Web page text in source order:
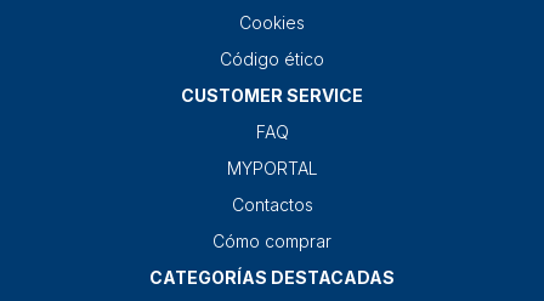
Cookies
Código ético
CUSTOMER SERVICE
FAQ
MYPORTAL
Contactos
Cómo comprar
CATEGORÍAS DESTACADAS